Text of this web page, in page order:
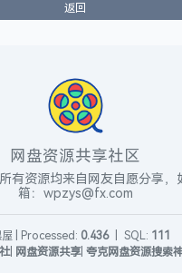
返回
网盘资源共享社区
有资源均来自网友自愿分享，
箱：wpzys@fx.com
Processed: 0.436 SQL: 111
| 网盘资源共享| 夸克网盘资源搜索